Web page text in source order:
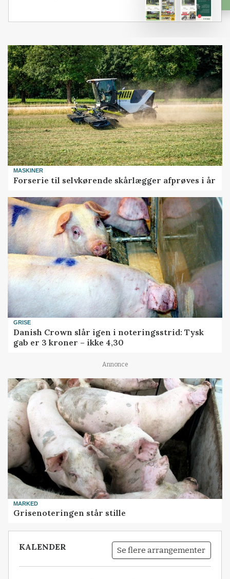
MASKINER
Forserie til selvkørende skårlægger afprøves i år
GRISE
Danish Crown slår igen i noteringsstrid: Tysk
gab er 3 kroner – ikke 4,30
Annonce
MARKED
Grisenoteringen står stille
KALENDER Se flere arrangementer